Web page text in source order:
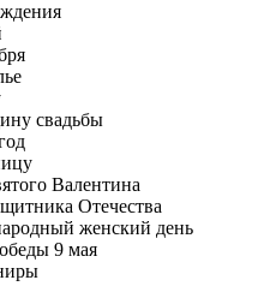
свадьбы
Валентина
Отечества
женский день
9 мая